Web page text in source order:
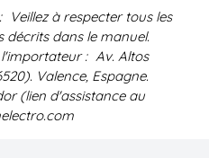
Veillez à respecter tous les
décrits dans le manuel.
: Av. Altos
Valence, Espagne.
(lien d'assistance au